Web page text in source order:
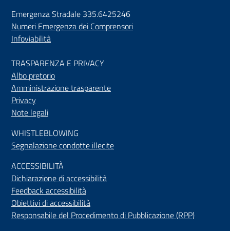
Emergenza Stradale 335.6425246
Numeri Emergenza dei Comprensori
Infoviabilità
TRASPARENZA E PRIVACY
Albo pretorio
Amministrazione trasparente
Privacy
Note legali
WHISTLEBLOWING
Segnalazione condotte illecite
ACCESSIBILITÀ
Dichiarazione di accessibilità
Feedback accessibilità
Obiettivi di accessibilità
Responsabile del Procedimento di Pubblicazione (RPP)